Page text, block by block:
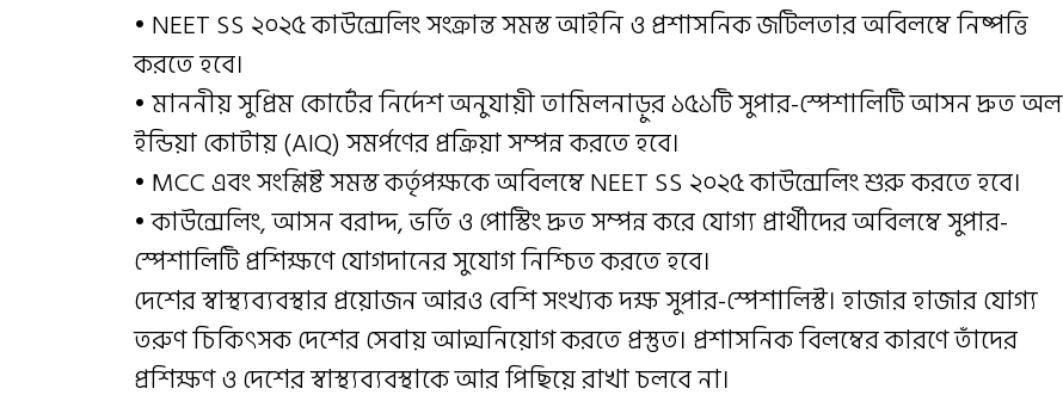
• NEET SS ২০২৫ কাউন্সেলিং সংক্রান্ত সমস্ত আইনি ও প্রশাসনিক জটিলতার অবিলম্বে নিষ্পত্তি
করতে হবে।
• মাননীয় সুপ্রিম কোর্টের নির্দেশ অনুযায়ী তামিলনাড়ুর ১৫১টি সুপার-স্পেশালিটি আসন দ্রুত অল
ইন্ডিয়া কোটায় (AIQ) সমর্পণের প্রক্রিয়া সম্পন্ন করতে হবে।
• MCC এবং সংশ্লিষ্ট সমস্ত কর্তৃপক্ষকে অবিলম্বে NEET SS ২০২৫ কাউন্সেলিং শুরু করতে হবে।
• কাউন্সেলিং, আসন বরাদ্দ, ভর্তি ও পোস্টিং দ্রুত সম্পন্ন করে যোগ্য প্রার্থীদের অবিলম্বে সুপার-
স্পেশালিটি প্রশিক্ষণে যোগদানের সুযোগ নিশ্চিত করতে হবে।
দেশের স্বাস্থ্যব্যবস্থার প্রয়োজন আরও বেশি সংখ্যক দক্ষ সুপার-স্পেশালিস্ট। হাজার হাজার যোগ্য
তরুণ চিকিৎসক দেশের সেবায় আত্মনিয়োগ করতে প্রস্তুত। প্রশাসনিক বিলম্বের কারণে তাঁদের
প্রশিক্ষণ ও দেশের স্বাস্থ্যব্যবস্থাকে আর পিছিয়ে রাখা চলবে না।